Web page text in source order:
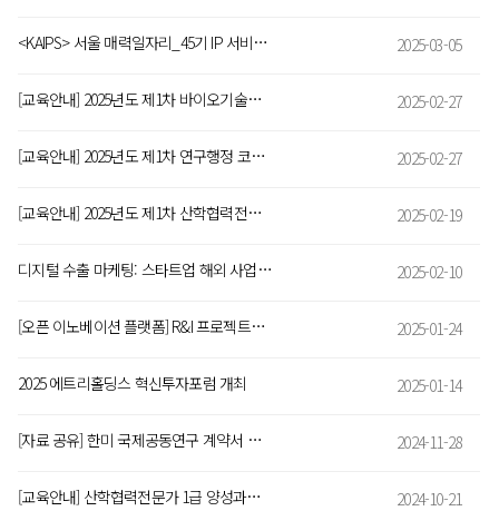
<KAIPS> 서울 매력일자리_45기 IP 서비스 아카데미 참여자 모집(~3/20) 2025-03-05
[교육안내] 2025년도 제1차 바이오기술투자분석사(BIA) 양성과정 2025-02-27
[교육안내] 2025년도 제1차 연구행정 코디네이터(RAC) 양성과정 2025-02-27
[교육안내] 2025년도 제1차 산학협력전문가(IACE) 2급 양성과정 안내 2025-02-19
디지털 수출 마케팅: 스타트업 해외 사업개발 방안 2025-02-10
[오픈 이노베이션 플랫폼] R&I 프로젝트를 시작하기 위한 마켓플레이스 2025-01-24
2025 에트리홀딩스 혁신투자포럼 개최 2025-01-14
[자료 공유] 한미 국제공동연구 계약서 작성 안내서 2024-11-28
[교육안내] 산학협력전문가 1급 양성과정 안내(합숙과정) 2024-10-21